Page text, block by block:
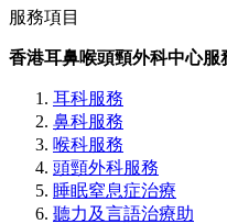
服務項目
香港耳鼻喉頭頸外科中心服
耳科服務
鼻科服務
喉科服務
頭頸外科服務
睡眠窒息症治療
聽力及言語治療助